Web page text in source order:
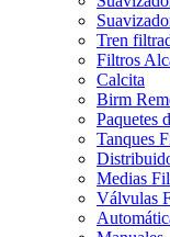
Tren
Filtros
Calcita
Birm
Paquetes
Tanques
Medias
Válvulas